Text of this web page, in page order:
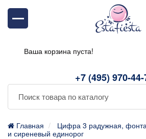
+7 (495) 970-
Ваша корзина пуста!
Главная
Цифра 3 радужная,
и сиреневый единорог